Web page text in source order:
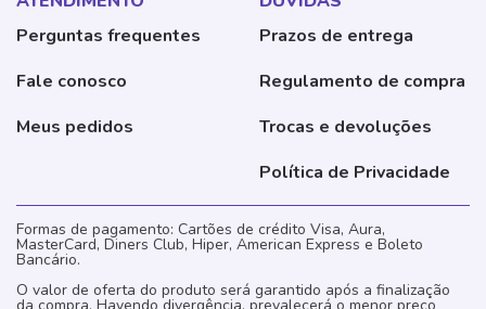
Perguntas frequentes
Fale conosco
Meus pedidos
Prazos de entrega
Regulamento de compra
Trocas e devoluções
Política de Privacidade
Formas de pagamento: Cartões de crédito Visa, Aura,
MasterCard, Diners Club, Hiper, American Express e Boleto
Bancário.
O valor de oferta do produto será garantido após a finalização
da compra. Havendo divergência, prevalecerá o menor preço